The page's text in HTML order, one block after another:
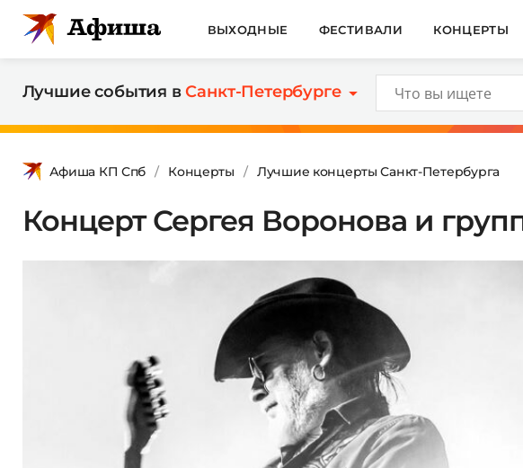
ВЫХОДНЫЕ ФЕСТИВАЛИ КОНЦЕРТЫ
Лучшие события вСанкт-Петербурге
Афиша КП Спб Концерты Лучшие концерты Санкт-Петербурга
Концерт Сергея Воронова и